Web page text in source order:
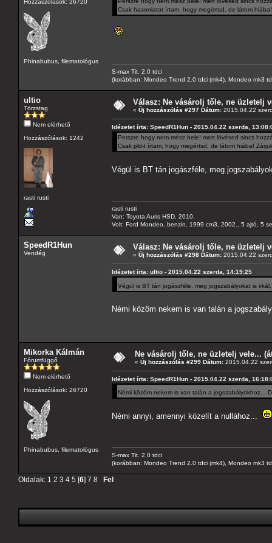
Hozzászólások: 26720
Phinabubus, filematológus
Csak hasonlatot írtam, hogy megértsd, de látom
S-max Tit. 2.0 tdci
(korábban: Mondeo Trend 2.0 tdci (mk4), Mondeo mk3
ultio
Törzstag
Nem elérhető
Hozzászólások: 1242
rasti rusti
Válasz: Ne vásárolj tőle, ne üzletelj
« Új hozzászólás #297 Dátum: 2015.04.22
Idézetet írta: SpeedR1Hun - 2015.04.22 szerda,
Perszre hogy nem mész bele! mert lövésed sincs
Csak pld-t írtam, hogy megértsd, de látom hiába!
Végül is BT tán jogászféle, meg
rasti rusti
Van: Toyota Auris HSD, 2010.
Volt: Ford Mondeo, benzin, 1999 cm3, 2002., 5 ajtó, 5
SpeedR1Hun
Vendég
Válasz: Ne vásárolj tőle, ne üzletelj
« Új hozzászólás #298 Dátum: 2015.04.22
Idézetet írta: ultio - 2015.04.22 szerda, 14:19:25
Végül is BT tán jogászféle, meg jogszabályokat is
Némi közöm nekem is van talán a
Mikorka Kálmán
Fórumfüggő
Nem elérhető
Hozzászólások: 26720
Phinabubus, filematológus
Ne vásárolj tőle, ne üzletelj vele...
« Új hozzászólás #299 Dátum: 2015.04.22
Idézetet írta: SpeedR1Hun - 2015.04.22 szerda,
Némi közöm nekem is van talán a jogszabályokhoz...
Némi annyi, amennyi közelít a nullához...
S-max Tit. 2.0 tdci
(korábban: Mondeo Trend 2.0 tdci (mk4), Mondeo mk3
Oldalak: 1 2 3 4 5 [6] 7 8 Fel